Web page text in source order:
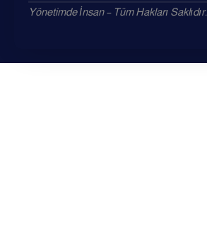
Yönetimde İnsan – Tüm Hakları Saklıdır.